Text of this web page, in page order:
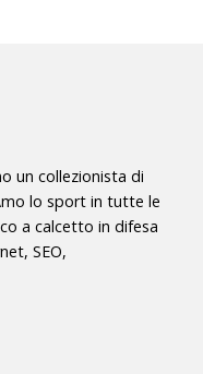
un collezionista di
lo sport in tutte le
a calcetto in difesa
SEO,